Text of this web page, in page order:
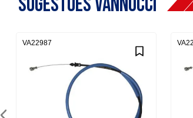
Sugestões Vannucci
VA22987